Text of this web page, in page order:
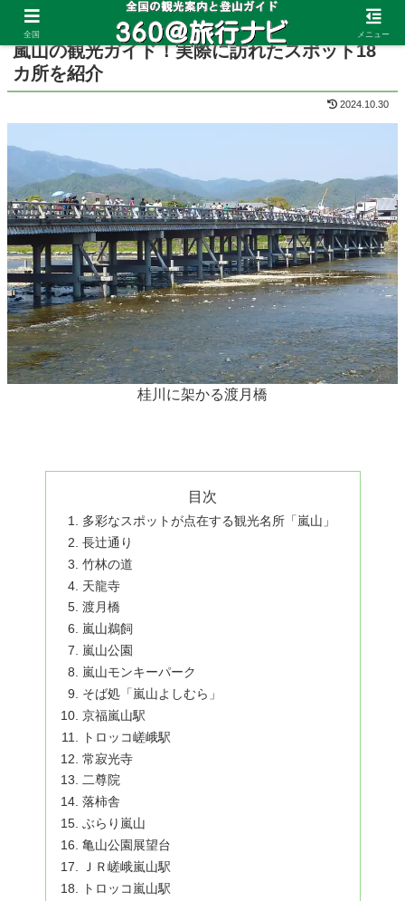
ホーム 京都府 嵐山
嵐山の観光ガイド！実際に訪れたスポット18
カ所を紹介
2024.10.30
桂川に架かる渡月橋
目次
多彩なスポットが点在する観光名所「嵐山」
長辻通り
竹林の道
天龍寺
渡月橋
嵐山鵜飼
嵐山公園
嵐山モンキーパーク
そば処「嵐山よしむら」
京福嵐山駅
トロッコ嵯峨駅
常寂光寺
二尊院
落柿舎
ぶらり嵐山
亀山公園展望台
ＪＲ嵯峨嵐山駅
トロッコ嵐山駅
全国 メニュー